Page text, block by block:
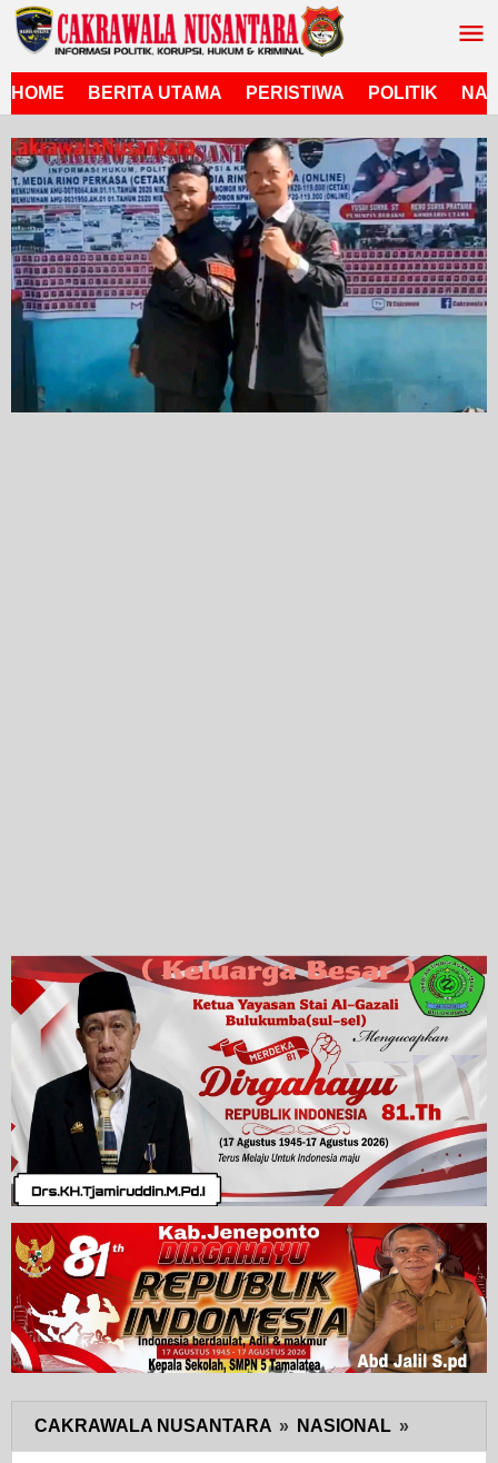
Lewati
ke
HOME
BERITA UTAMA PERISTIWA POLITIK
CAKRAWALA NUSANTARA » NASIONAL »
Lebaran